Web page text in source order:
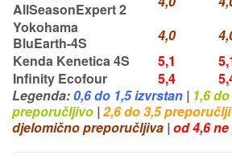
AllSeasonExpert 2
Yokohama
BluEarth-4S
4,0
Kenda Kenetica 4S
5,1
Infinity Ecofour
5,4
Legenda:0,6 do 1,5 izvrstan | 1,6
preporučljivo |2,6 do 3,5
djelomično preporučljiva |od 4,6